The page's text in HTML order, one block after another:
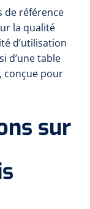
chroniques
de référence
la qualité
d’utilisation
d’une table
conçue pour
sur